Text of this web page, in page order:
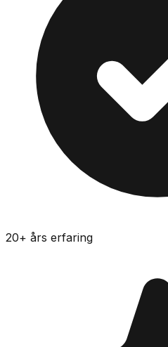
20+ års erfaring